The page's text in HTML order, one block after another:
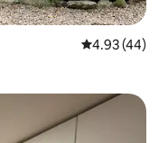
レビュー44
4.93 (44)